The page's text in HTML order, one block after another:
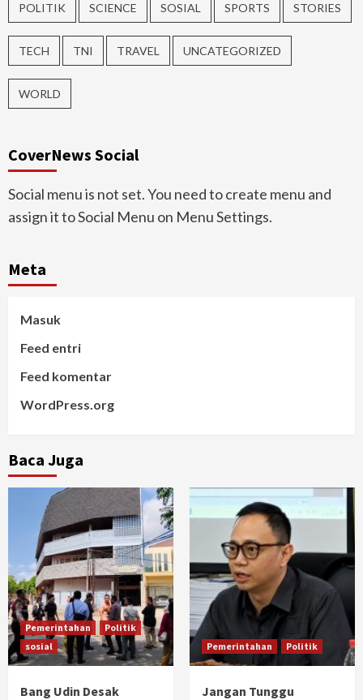
POLITIK SCIENCE SOSIAL SPORTS STORIES
TECH TNI TRAVEL UNCATEGORIZED
WORLD
CoverNews Social
Social menu is not set. You need to create menu and
assign it to Social Menu on Menu Settings.
Meta
Masuk
Feed entri
Feed komentar
WordPress.org
Baca Juga
Pemerintahan
Politik
sosial
Bang Udin Desak
Pemerintahan Politik
Jangan Tunggu